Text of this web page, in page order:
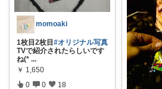
momoaki
1枚目2枚目 #オリジナル写真
TVで紹介されたらしいです
ね(* ...
￥ 1,650
0 0 18